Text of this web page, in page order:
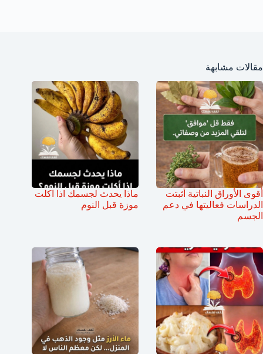
مقالات مشابهة
أقوى الأوراق النباتية أثبتت
الدراسات فعاليتها في دعم
الجسم
ماذا يحدث لجسمك اذا اكلت
موزة قبل النوم